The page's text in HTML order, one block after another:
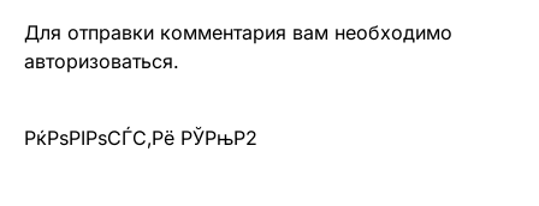
Для отправки комментария вам необходимо
авторизоваться.
РќРѕРІРѕСЃС‚Рё РЎРњР2